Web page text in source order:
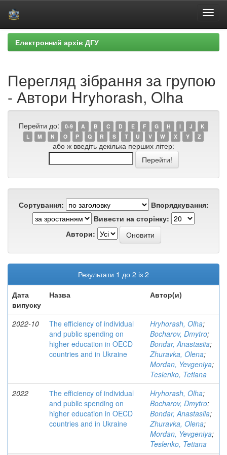
Skip
navigation
Електронний архів ДГУ
Перегляд зібрання за групою
- Автори Hryhorash, Olha
Перейти до: 0-9 A B C D E F G H I J
K
L
M N O P Q R S T U V W X Y Z
або ж введіть декілька перших літер:
Сортування:
Впорядкування:
Вивести на сторінку:
Автори:
Результати 1 до 2 із 2
Дата
випуску
Назва Автор(и)
2022-10
The efficiency of individual
and public spending on
higher education in OECD
countries and in Ukraine
Hryhorash, Olha;
Bocharov, Dmytro;
Bondar, Anastasiia;
Zhuravka, Olena;
Mordan, Yevgeniya;
Teslenko, Tetiana
2022
Тhe efficiency of individual
and public spending on
higher education in OECD
countries and in Ukraine
Hryhorash, Olha;
Bocharov, Dmytro;
Bondar, Anastasiia;
Zhuravka, Olena;
Mordan, Yevgeniya;
Teslenko, Tetiana